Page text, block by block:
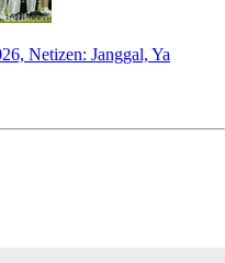
Netizen: Janggal, Ya